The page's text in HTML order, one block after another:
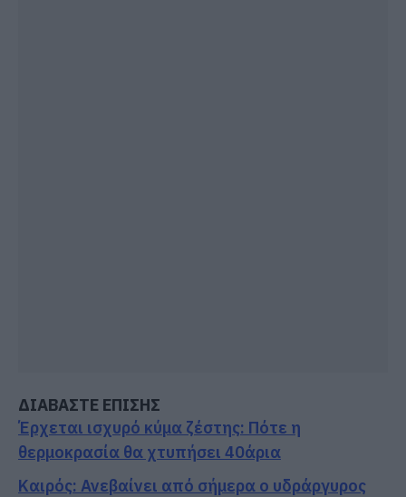
ΔΙΑΒΑΣΤΕ ΕΠΙΣΗΣ
Έρχεται ισχυρό κύμα ζέστης: Πότε η
θερμοκρασία θα χτυπήσει 40άρια
Καιρός: Ανεβαίνει από σήμερα ο υδράργυρος